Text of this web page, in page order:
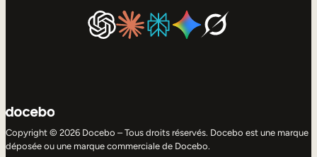
Copyright © 2026 Docebo – Tous droits réservés. Docebo est une marque
déposée ou une marque commerciale de Docebo.